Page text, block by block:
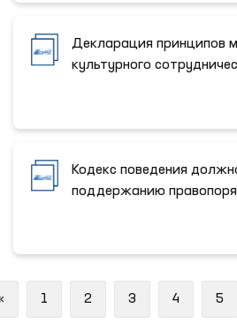
Декларация принципов
культурного
Кодекс поведения
поддержанию
Previous
1 2 3 4 5